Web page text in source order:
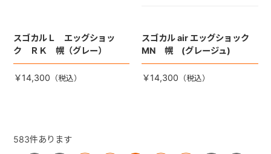
スゴカルＬ エッグショッ
ク ＲＫ 幌（グレー）
￥14,300
スゴカル air エッグショック
MN 幌 (グレージュ)
￥14,300
583件あります